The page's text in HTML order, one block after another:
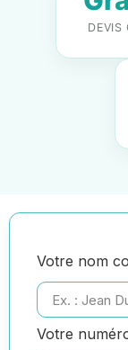
DEVIS
Votre nom
Votre